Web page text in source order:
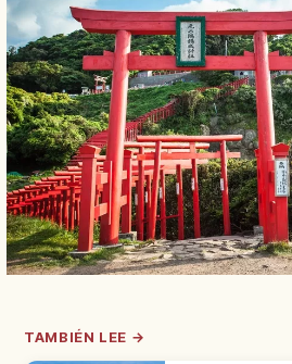
TAMBIÉN LEE →